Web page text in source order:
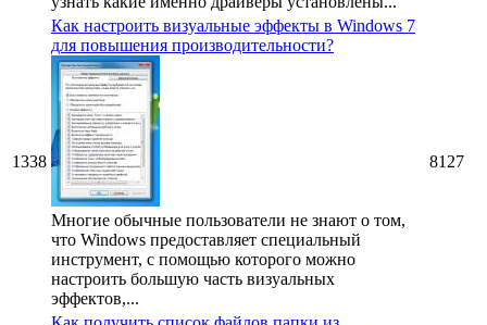
1338
Как настроить визуальные эффекты в Windows 7
для повышения производительности?
Многие обычные пользователи не знают о том,
что Windows предоставляет специальный
инструмент, с помощью которого можно
настроить большую часть визуальных
эффектов,...
8127